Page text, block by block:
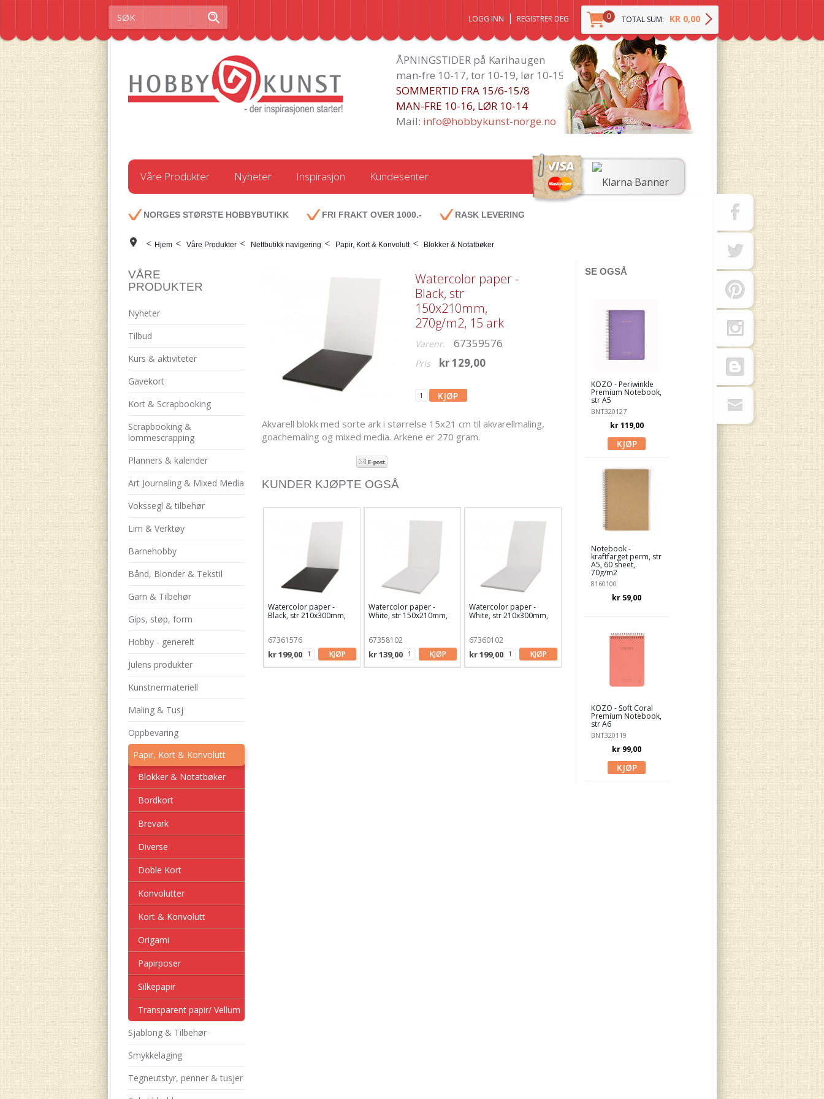
0 TOTAL SUM: KR 0,00
LOGG INN REGISTRER DEG
ÅPNINGSTIDER på Karihaugen
man-fre 10-17, tor 10-19, lør 10-15
SOMMERTID FRA 15/6-15/8
MAN-FRE 10-16, LØR 10-14
Mail: info@hobbykunst-norge.no
Våre Produkter Nyheter Inspirasjon Kundesenter
NORGES STØRSTE HOBBYBUTIKK FRI FRAKT OVER 1000.- RASK LEVERING
< Hjem < Våre Produkter < Nettbutikk navigering < Papir, Kort & Konvolutt < Blokker & Notatbøker
VÅRE
PRODUKTER
Nyheter
Tilbud
Kurs & aktiviteter
Gavekort
Kort & Scrapbooking
Scrapbooking &
lommescrapping
Planners & kalender
Art Journaling & Mixed Media
Vokssegl & tilbehør
Lim & Verktøy
Barnehobby
Bånd, Blonder & Tekstil
Garn & Tilbehør
Gips, støp, form
Hobby - generelt
Julens produkter
Kunstnermateriell
Maling & Tusj
Oppbevaring
Papir, Kort & Konvolutt
Blokker & Notatbøker
Bordkort
Brevark
Diverse
Doble Kort
Konvolutter
Kort & Konvolutt
Origami
Papirposer
Silkepapir
Transparent papir/ Vellum
Sjablong & Tilbehør
Smykkelaging
Tegneutstyr, penner & tusjer
Watercolor paper -
Black, str
150x210mm,
270g/m2, 15 ark
Varenr. 67359576
Pris kr 129,00
Akvarell blokk med sorte ark i størrelse 15x21 cm til akvarellmaling,
goachemaling og mixed media. Arkene er 270 gram.
KUNDER KJØPTE OGSÅ
Watercolor paper -
Black, str 210x300mm,
67361576
kr 199,00 KJØP
Watercolor paper -
White, str 150x210mm,
67358102
kr 139,00 KJØP
Watercolor paper -
White, str 210x300mm,
67360102
kr 199,00 KJØP
SE OGSÅ
KOZO - Periwinkle
Premium Notebook,
str A5
BNT320127
kr 119,00
Notebook -
kraftfarget perm, str
A5, 60 sheet,
70g/m2
8160100
kr 59,00
KOZO - Soft Coral
Premium Notebook,
str A6
BNT320119
kr 99,00